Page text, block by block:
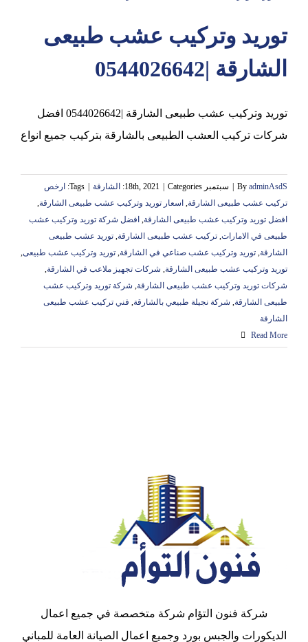
توريد وتركيب عشب طبيعى
الشارقة |0544026642
توريد وتركيب عشب طبيعى الشارقة |0544026642 افضل
شركات تركيب العشب الطبيعى بالشارقة بتركيب جميع انواع
By adminAsdS سبتمبر 18th, 2021 Categories: الشارقة Tags:
ارخص
تركيب عشب طبيعى الشارقة, اسعار توريد وتركيب عشب طبيعى الشارقة,
افضل توريد وتركيب عشب طبيعى الشارقة, افضل شركة توريد وتركيب عشب
طبيعى في الامارات, تركيب عشب طبيعى الشارقة, توريد عشب طبيعى
الشارقة, توريد وتركيب عشب صناعي في الشارقة, توريد وتركيب عشب طبيعى,
توريد وتركيب عشب طبيعى الشارقة, شركات تجهيز ملاعب في الشارقة,
شركات توريد وتركيب عشب طبيعى الشارقة, شركة توريد وتركيب عشب
طبيعى الشارقة, شركة نجيلة طبيعي بالشارقة, فني تركيب عشب طبيعى
الشارقة
Read More
شركة فنون التؤام شركة متخصصة في جميع اعمال
الديكورات والجبس بورد وجميع اعمال الصيانة العامة للمباني